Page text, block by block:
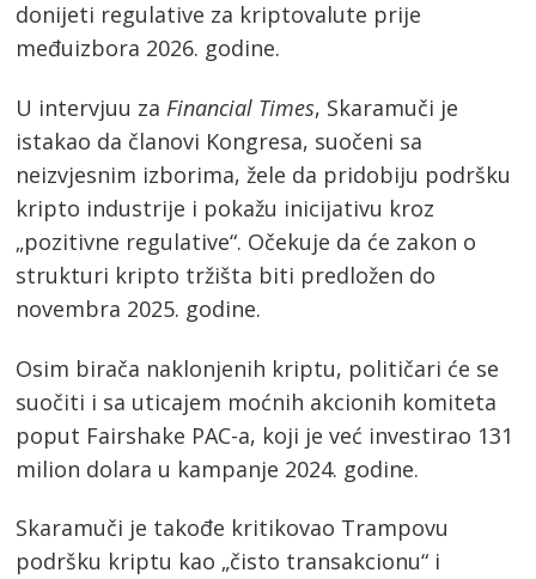
donijeti regulative za kriptovalute prije
međuizbora 2026. godine.
U intervjuu zaFinancial Times, Skaramuči je
istakao da članovi Kongresa, suočeni sa
neizvjesnim izborima, žele da pridobiju podršku
kripto industrije i pokažu inicijativu kroz
„pozitivne regulative“. Očekuje da će zakon o
strukturi kripto tržišta biti predložen do
novembra 2025. godine.
Osim birača naklonjenih kriptu, političari će se
suočiti i sa uticajem moćnih akcionih komiteta
poput Fairshake PAC-a, koji je već investirao 131
milion dolara u kampanje 2024. godine.
Skaramuči je takođe kritikovao Trampovu
podršku kriptu kao „čisto transakcionu“ i